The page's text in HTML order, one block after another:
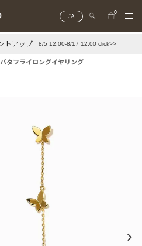
JA
0
トアップ 8/5 12:00-8/17 12:00 click>>
バタフライロングイヤリング